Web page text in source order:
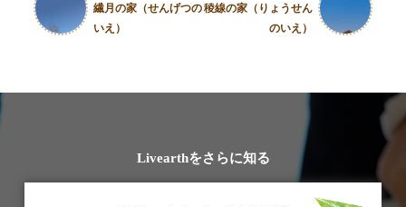
繊月の家（せんげつの
いえ）
稜線の家（りょうせん
のいえ）
Livearthをさらに知る